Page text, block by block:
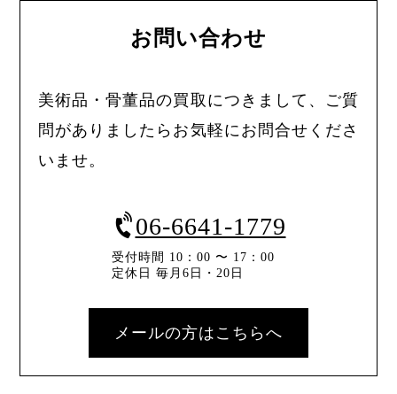
お問い合わせ
美術品・骨董品の買取につきまして、ご質
問がありましたらお気軽にお問合せくださ
いませ。
06-6641-1779
受付時間 10：00 〜 17：00
定休日 毎月6日・20日
メールの方はこちらへ